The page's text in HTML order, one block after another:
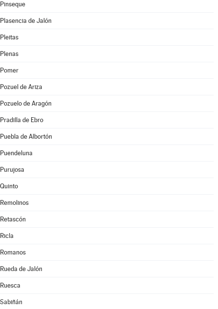
Pinseque
Plasencia de Jalón
Pleitas
Plenas
Pomer
Pozuel de Ariza
Pozuelo de Aragón
Pradilla de Ebro
Puebla de Albortón
Puendeluna
Purujosa
Quinto
Remolinos
Retascón
Ricla
Romanos
Rueda de Jalón
Ruesca
Sabiñán